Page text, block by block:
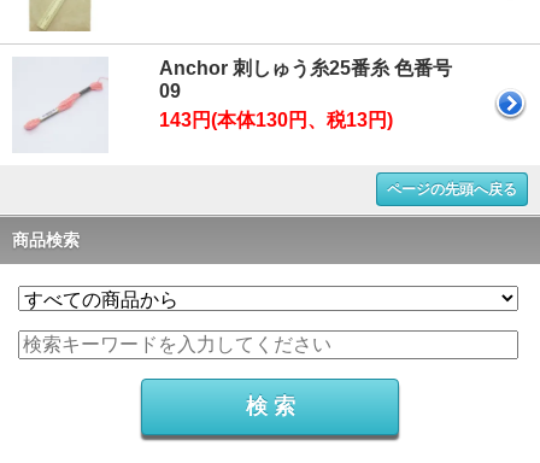
Anchor 刺しゅう糸25番糸 色番号
09
143円(本体130円、税13円)
ページの先頭へ戻る
商品検索